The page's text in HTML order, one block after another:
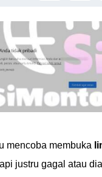
mencoba membuka
justru gagal atau